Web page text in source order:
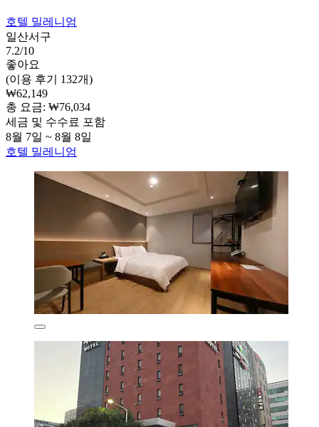
호텔 밀레니엄
일산서구
7.2/10
좋아요
(이용 후기 132개)
₩62,149
총 요금: ₩76,034
세금 및 수수료 포함
8월 7일 ~ 8월 8일
호텔 밀레니엄